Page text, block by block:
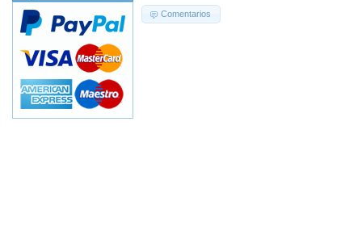
Comentarios